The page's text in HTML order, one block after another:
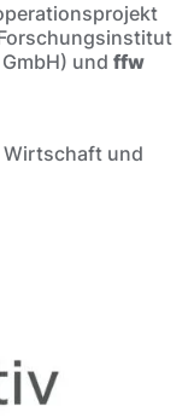
und ffw
Wirtschaft und